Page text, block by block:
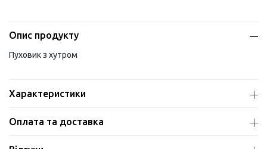
Опис продукту
Пуховик з хутром
Характеристики
Оплата та доставка